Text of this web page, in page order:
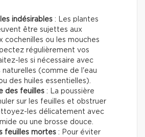
indésirables : Les plantes
être sujettes aux
cochenilles ou les mouches
régulièrement vos
les si nécessaire avec
naturelles (comme de l'eau
des huiles essentielles).
des feuilles : La poussière
sur les feuilles et obstruer
les délicatement avec
ou une brosse douce.
feuilles mortes : Pour éviter